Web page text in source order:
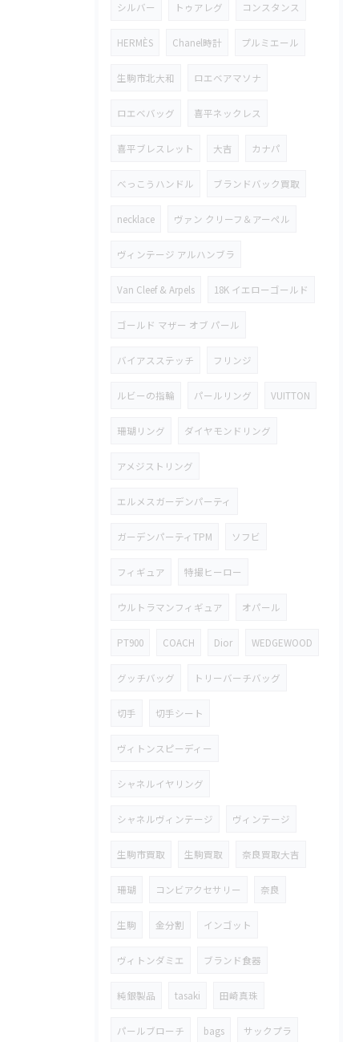
シルバー トゥアレグ コンスタンス
HERMÈS Chanel時計 プルミエール
生駒市北大和 ロエベアマソナ
ロエベバッグ 喜平ネックレス
喜平ブレスレット 大吉 カナパ
べっこうハンドル ブランドバック買取
necklace ヴァン クリーフ＆アーペル
ヴィンテージ アルハンブラ
Van Cleef & Arpels 18K イエローゴールド
ゴールド マザー オブ パール
バイアスステッチ フリンジ
ルビーの指輪 パールリング VUITTON
珊瑚リング ダイヤモンドリング
アメジストリング
エルメスガーデンパーティ
ガーデンパーティTPM ソフビ
フィギュア 特撮ヒーロー
ウルトラマンフィギュア オパール
PT900 COACH Dior WEDGEWOOD
グッチバッグ トリーバーチバッグ
切手 切手シート
ヴィトンスピーディー
シャネルイヤリング
シャネルヴィンテージ ヴィンテージ
生駒市買取 生駒買取 奈良買取大吉
珊瑚 コンビアクセサリー 奈良
生駒 金分割 インゴット
ヴィトンダミエ ブランド食器
純銀製品 tasaki 田崎真珠
パールブローチ bags サックプラ